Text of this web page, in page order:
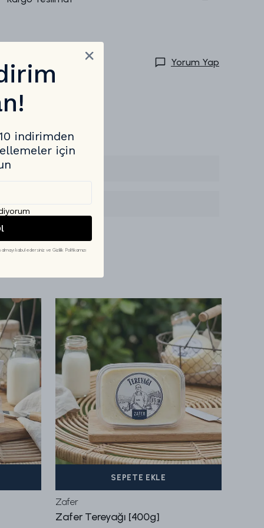
Yorum Yap
Tüketmeliyim?
SEPETE EKLE
Zafer
Zafer Tereyağı [400g]
indirimden
için
kabul edersiniz ve Gizlilik Politikamızı